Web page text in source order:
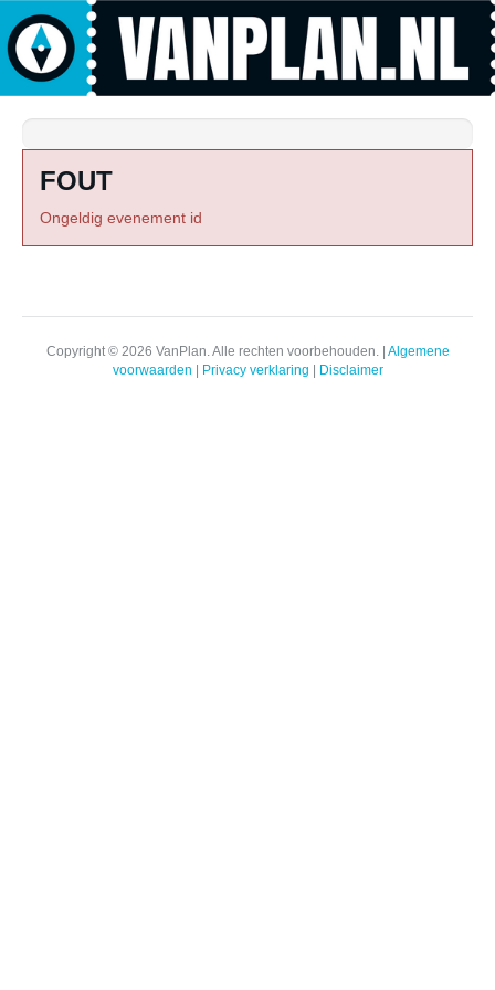
FOUT
Ongeldig evenement id
Copyright © 2026 VanPlan. Alle rechten voorbehouden. | Algemene
voorwaarden
Privacy verklaring Disclaimer